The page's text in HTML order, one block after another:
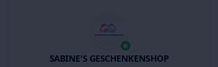
SABINE'S GESCHENKENSHOP